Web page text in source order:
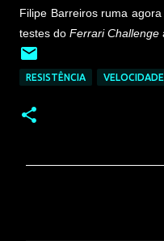
Filipe Barreiros ruma
testes do Ferrari Challenge
RESISTÊNCIA VELOCIDADE